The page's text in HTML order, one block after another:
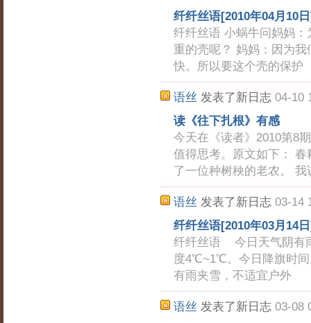
纤纤丝语[2010年04月10
纤纤丝语 小蜗牛问妈妈
重的壳呢？ 妈妈：因为
快。所以要这个壳的保护
语丝 发表了新日志 04-10
读《往下扎根》有感
今天在《读者》2010第8
值得思考。原文如下：
了一位种树秧的老农。 我
语丝 发表了新日志 03-14
纤纤丝语[2010年03月14
纤纤丝语 今日天气阴有
度4℃~1℃。今日降旗时间
有雨夹雪，不适宜户外
语丝 发表了新日志 03-08